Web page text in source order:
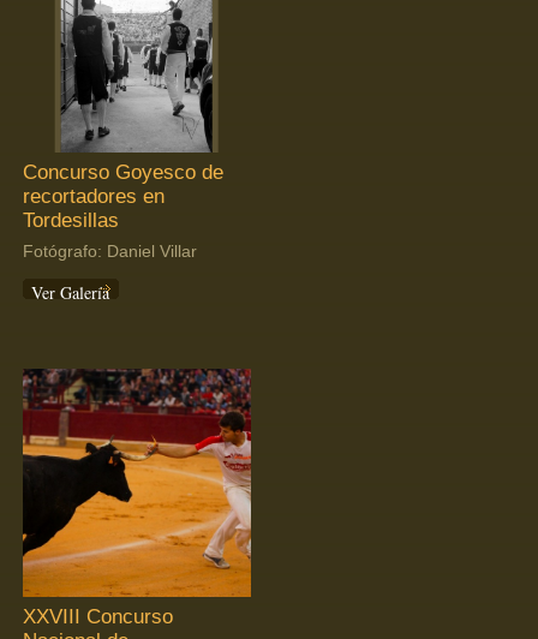
Concurso Goyesco de
recortadores en
Tordesillas
Fotógrafo: Daniel Villar
Ver Galería
XXVIII Concurso